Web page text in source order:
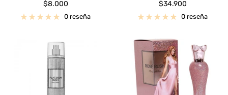
Precio
de
$8.000
0 reseña
Precio
de
$34.900
0 reseña